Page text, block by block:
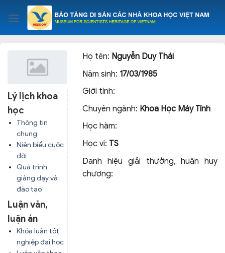
content
Lý lịch khoa
học
Thông tin
chung
Niên biểu cuộc
đời
Quá trình
giảng dạy và
đào tạo
Luận văn,
luận án
Khóa luận tốt
nghiệp đại học
Họ tên: Nguyễn Duy Thái
Năm sinh: 17/03/1985
Giới tính:
Chuyên ngành: Khoa Học Máy Tính
Học hàm:
Học vị: TS
Danh hiệu giải thưởng, huân huy
chương: